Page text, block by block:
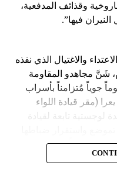
وقذائف المدفعية،
فيها”.
والاغتيال الذي نفذه
شَنَّ مجاهدو المقاومة
يوم الاثنين 19-8-2024 هجوماً جوياً مُتزامناً بأسراب
(مقر قيادة اللواء
لوجستية تابعة لقيادة
فيهم عدداً من القتلى